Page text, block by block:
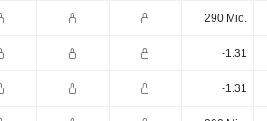
290 Mio.
-1.31
-1.31